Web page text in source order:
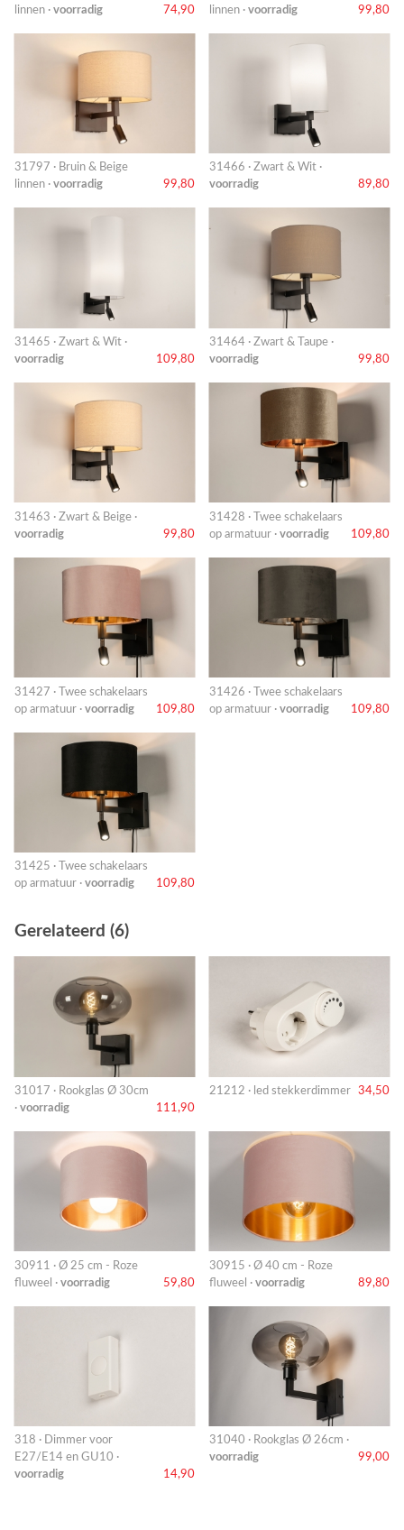
linnen · voorradig 74,90 linnen · voorradig 99,80
31797 · Bruin & Beige
linnen · voorradig 99,80
31466 · Zwart & Wit ·
voorradig
89,80
31465 · Zwart & Wit ·
voorradig
109,80
31464 · Zwart & Taupe ·
voorradig
99,80
31463 · Zwart & Beige ·
voorradig
99,80
31428 · Twee schakelaars
op armatuur · voorradig 109,80
31427 · Twee schakelaars
op armatuur · voorradig 109,80
31426 · Twee schakelaars
op armatuur · voorradig 109,80
31425 · Twee schakelaars
op armatuur · voorradig 109,80
Gerelateerd (6)
31017 · Rookglas Ø 30cm
· voorradig 111,90
21212 · led stekkerdimmer 34,50
30911 · Ø 25 cm - Roze
fluweel · voorradig 59,80
30915 · Ø 40 cm - Roze
fluweel · voorradig 89,80
318 · Dimmer voor
E27/E14 en GU10 ·
voorradig
14,90
31040 · Rookglas Ø 26cm ·
voorradig
99,00